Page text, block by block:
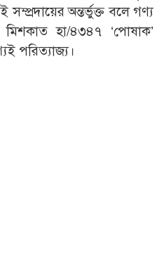
অন্তর্ভুক্ত বলে গণ্য
হা/৪৩৪৭ ‘পোষাক’
পরিত্যাজ্য।